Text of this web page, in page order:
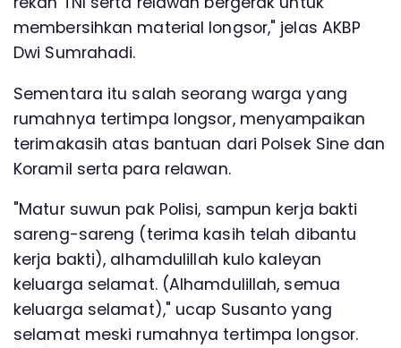
membersihkan material longsor," jelas AKBP
Dwi Sumrahadi.
Sementara itu salah seorang warga yang
rumahnya tertimpa longsor, menyampaikan
terimakasih atas bantuan dari Polsek Sine dan
Koramil serta para relawan.
"Matur suwun pak Polisi, sampun kerja bakti
sareng-sareng (terima kasih telah dibantu
kerja bakti), alhamdulillah kulo kaleyan
keluarga selamat. (Alhamdulillah, semua
keluarga selamat)," ucap Susanto yang
selamat meski rumahnya tertimpa longsor.